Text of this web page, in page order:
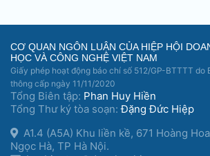
CƠ QUAN NGÔN LUẬN CỦA HIỆP HỘI
HỌC VÀ CÔNG NGHỆ VIỆT NAM
Giấy phép hoạt động báo chí số 512/GP-BTTTT do
thông cấp ngày 11/11/2020
Tổng Biên tập: Phan Huy Hiền
Tổng Thư ký tòa soạn:Đặng Đức Hiệp
A1.4 (A5A) Khu liền kề, 671 Hoàng
Ngọc Hà, TP Hà Nội.